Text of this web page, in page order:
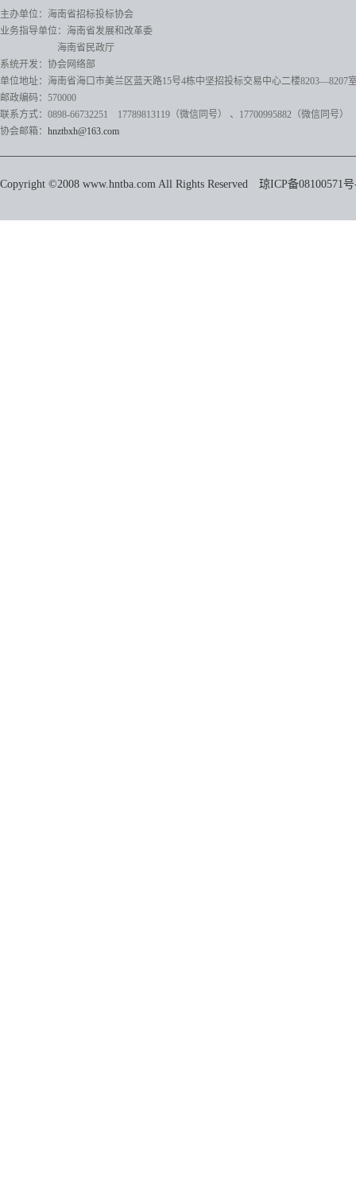
主办单位：海南省招标投标协会
业务指导单位：海南省发展和改革委
海南省民政厅
系统开发：协会网络部
单位地址：海南省海口市美兰区蓝天路15号4栋中坚招投标交易中心二楼8203—8207
邮政编码：570000
联系方式：0898-66732251 17789813119（微信同号）
、17700995882 （微信同号）
协会邮箱： hnztbxh@163.com
Copyright ©2008 www.hntba.com All Rights Reserved 琼ICP备08100571